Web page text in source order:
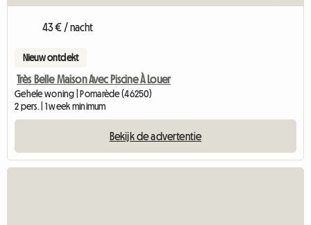
43 € / nacht
Nieuw ontdekt
Très Belle Maison Avec Piscine À Louer
Gehele woning | Pomarède (46250)
2 pers. | 1 week minimum
Bekijk de advertentie